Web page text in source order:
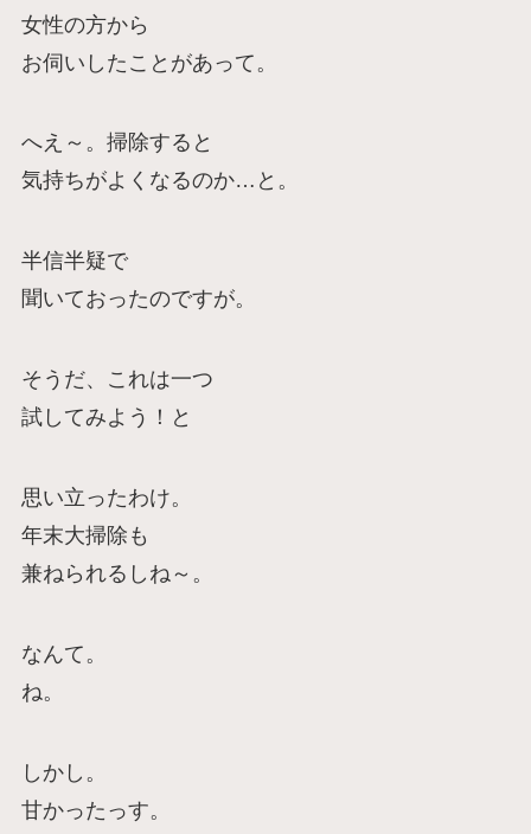
女性の方から
お伺いしたことがあって。
へえ～。掃除すると
気持ちがよくなるのか…と。
半信半疑で
聞いておったのですが。
そうだ、これは一つ
試してみよう！と
思い立ったわけ。
年末大掃除も
兼ねられるしね～。
なんて。
ね。
しかし。
甘かったっす。